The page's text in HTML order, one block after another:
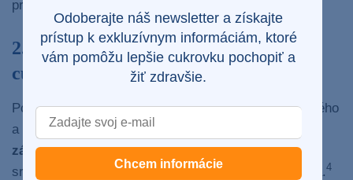
pritom môžu doslova zachrániť život.
2. Znížite riziko ochorení srdca a
cukrovky
Podľa nedávnych zistení môže denný príjem červeného
a spracovaného mäsa súvisieť aj s rizikom rozvoja
závažných nenádorových ochoreníako cukrovka,
srdcové choroby, poruchy kĺbov či ochorenia žlčníka.4
Odoberajte náš newsletter a získajte
prístup k exkluzívnym informáciám, ktoré
vám pomôžu lepšie cukrovku pochopiť a
žiť zdravšie.
Chcem informácie